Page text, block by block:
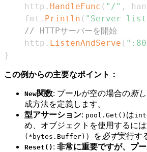
	http
. HandleFunc ( "/" ,
	fmt
. Println ( "Server
// HTTPサーバーを開始
	http
. ListenAndServe (
}
この例からの主要なポイント：
New関数: プールが空の場合の新
成方法を定義します。
型アサーション: pool.Get() は
め、オブジェクトを使用するに
(*bytes.Buffer) ）を必ず実行す
Reset() : 非常に重要ですが、プ